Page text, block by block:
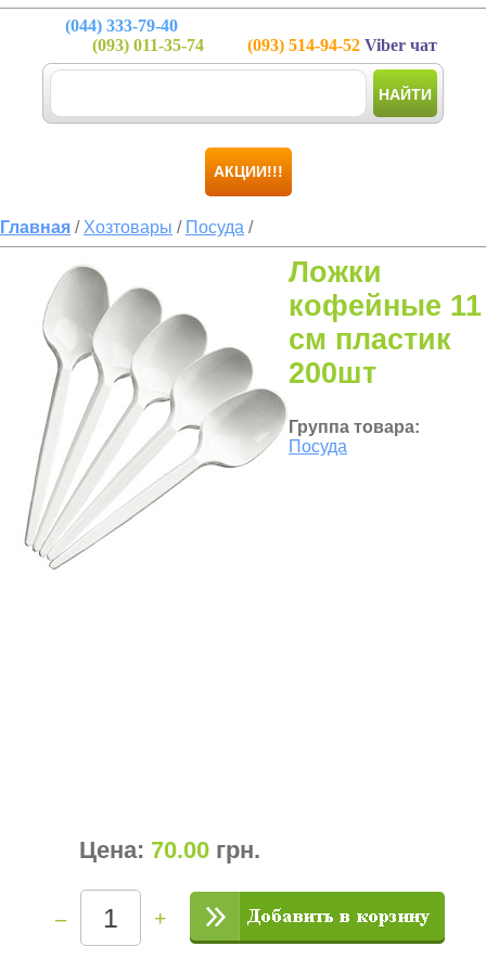
(044) 333-79-40
(093) 011-35-74 (093) 514-94-52 Viber чат
НАЙТИ
АКЦИИ!!!
Главная / Хозтовары / Посуда /
Ложки
кофейные 11
см пластик
200шт
Группа товара:
Посуда
Цена: 70.00 грн.
– +